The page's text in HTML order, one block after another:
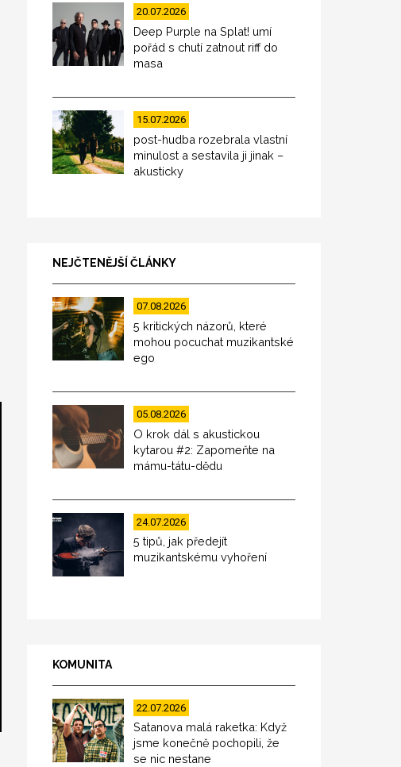
20.07.2026
Deep Purple na Splat! umí
pořád s chutí zatnout riff do
masa
15.07.2026
post-hudba rozebrala vlastní
minulost a sestavila ji jinak –
akusticky
NEJČTENĚJŠÍ ČLÁNKY
07.08.2026
5 kritických názorů, které
mohou pocuchat muzikantské
ego
05.08.2026
O krok dál s akustickou
kytarou #2: Zapomeňte na
mámu-tátu-dědu
24.07.2026
5 tipů, jak předejít
muzikantskému vyhoření
KOMUNITA
22.07.2026
Satanova malá raketka: Když
jsme konečně pochopili, že
se nic nestane